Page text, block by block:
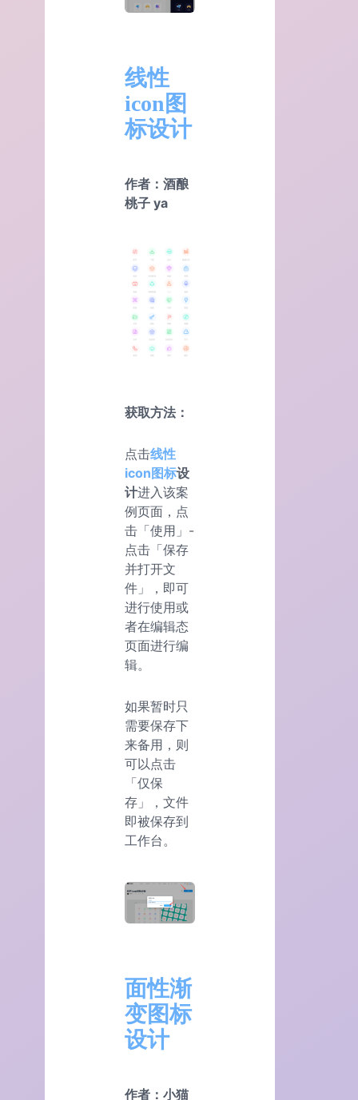
线性
icon图
标设计
作者：酒酿
桃子 ya
获取方法：
点击线性
icon图标设
计进入该案
例页面，点
击「使用」-
点击「保存
并打开文
件」，即可
进行使用或
者在编辑态
页面进行编
辑。
如果暂时只
需要保存下
来备用，则
可以点击
「仅保
存」，文件
即被保存到
工作台。
面性渐
变图标
设计
作者：小猫